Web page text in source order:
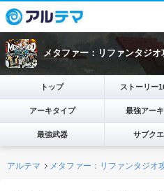
メタファー：リファンタジ
トップ ストーリー
アーキタイプ 最強アー
最強武器 サブク
アルテマ メタファー：リファンタジオ